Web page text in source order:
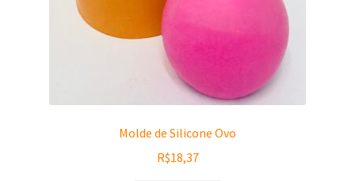
Molde de Silicone Ovo
R$18,37